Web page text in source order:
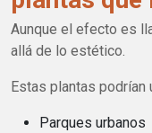
Aunque el efecto es
allá de lo estético.
Estas plantas podrían
Parques urbanos